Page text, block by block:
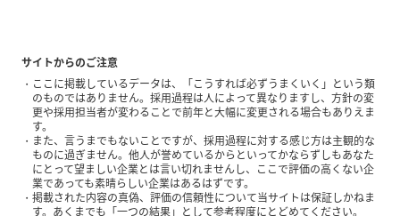
サイトからのご注意
ここに掲載しているデータは、「こうすれば必ずうまくいく」という類
のものではありません。採用過程は人によって異なりますし、方針の変
更や採用担当者が変わることで前年と大幅に変更される場合もありえま
す。
また、言うまでもないことですが、採用過程に対する感じ方は主観的な
ものに過ぎません。他人が誉めているからといってかならずしもあなた
にとって望ましい企業とは言い切れませんし、ここで評価の高くない企
業であっても素晴らしい企業はあるはずです。
掲載された内容の真偽、評価の信頼性について当サイトは保証しかねま
す。あくまでも「一つの結果」として参考程度にとどめてください。